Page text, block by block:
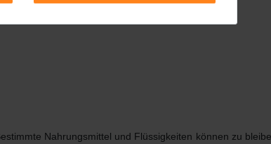
Nahrungsmittel und Flüssigkeiten können zu